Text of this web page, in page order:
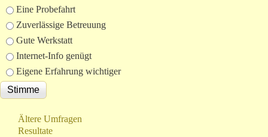
Eine Probefahrt
Zuverlässige Betreuung
Gute Werkstatt
Internet-Info genügt
Eigene Erfahrung wichtiger
Ältere Umfragen
Resultate